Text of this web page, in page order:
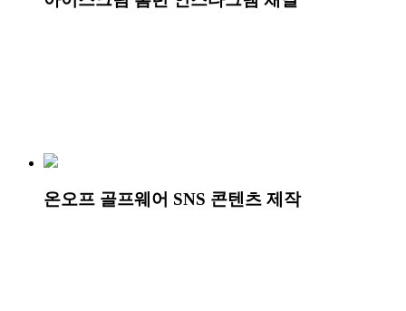
온오프 골프웨어 SNS 콘텐츠 제작